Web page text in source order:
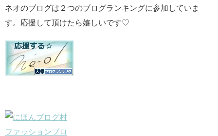
ネオのブログは２つのブログランキングに参加していま
す。応援して頂けたら嬉しいです♡